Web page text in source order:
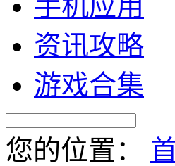
资讯攻略
游戏合集
您的位置：